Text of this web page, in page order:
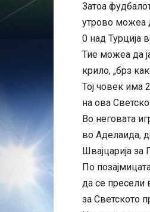
Затоа
утрово можеа
0 над Турција
Тие можеа да
крило, „брз
Тој човек има
на ова
Во неговата
во Аделаида,
Швајцарија за
По
да се пресели
за Светското